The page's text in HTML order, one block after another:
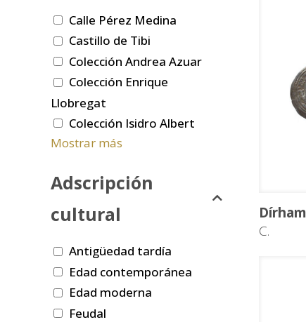
Dírham
C.
Calle Pérez Medina
Castillo de Tibi
Colección Andrea Azuar
Colección Enrique
Llobregat
Colección Isidro Albert
Mostrar más
Adscripción
cultural
Antigüedad tardía
Edad contemporánea
Edad moderna
Feudal